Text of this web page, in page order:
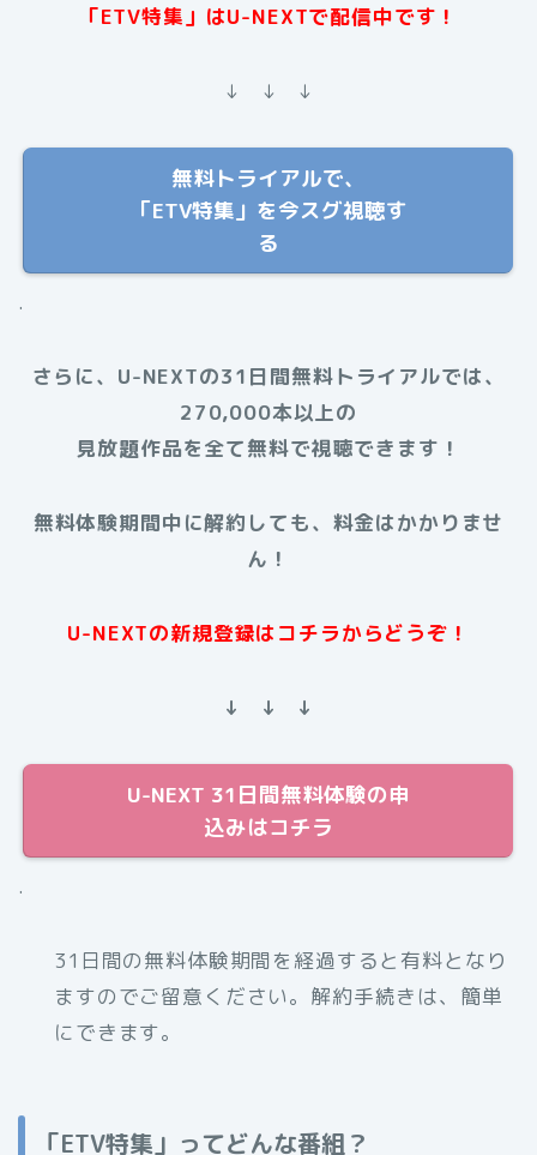
「ETV特集」はU-NEXTで配信中です！
↓ ↓ ↓
無料トライアルで、
「ETV特集」を今スグ視聴す
る
.
さらに、U-NEXTの31日間無料トライアルでは、
270,000本以上の
見放題作品を全て無料で視聴できます！
無料体験期間中に解約しても、料金はかかりませ
ん！
U-NEXTの新規登録はコチラからどうぞ！
↓ ↓ ↓
U-NEXT 31日間無料体験の申
込みはコチラ
.
31日間の無料体験期間を経過すると有料となり
ますのでご留意ください。解約手続きは、簡単
にできます。
「ETV特集」ってどんな番組？